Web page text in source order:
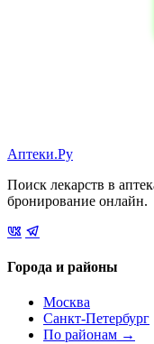
Аптеки.Ру
Поиск лекарств в
бронирование онлайн.
Города и районы
Москва
Санкт-Петербург
По районам →